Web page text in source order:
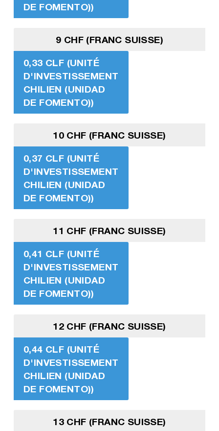
DE FOMENTO))
9 CHF (FRANC SUISSE)
0,33 CLF (UNITÉ
D'INVESTISSEMENT
CHILIEN (UNIDAD
DE FOMENTO))
10 CHF (FRANC SUISSE)
0,37 CLF (UNITÉ
D'INVESTISSEMENT
CHILIEN (UNIDAD
DE FOMENTO))
11 CHF (FRANC SUISSE)
0,41 CLF (UNITÉ
D'INVESTISSEMENT
CHILIEN (UNIDAD
DE FOMENTO))
12 CHF (FRANC SUISSE)
0,44 CLF (UNITÉ
D'INVESTISSEMENT
CHILIEN (UNIDAD
DE FOMENTO))
13 CHF (FRANC SUISSE)